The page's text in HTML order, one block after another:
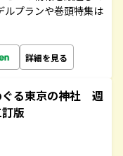
ルプランや巻頭特集は
詳細を見る
る東京の神社 週
版